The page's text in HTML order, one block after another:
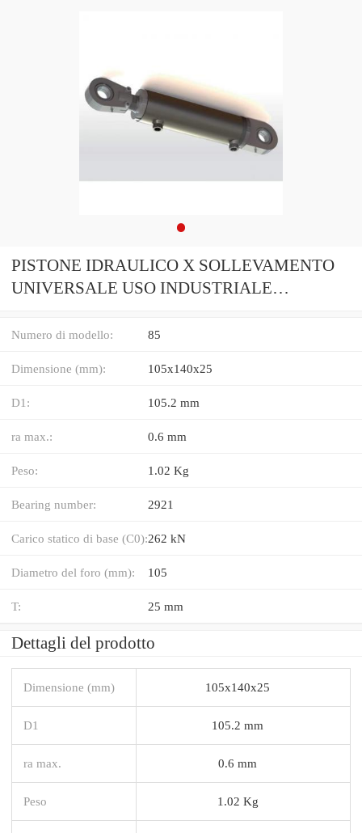
PISTONE IDRAULICO X SOLLEVAMENTO
UNIVERSALE USO INDUSTRIALE
Numero di modello: 85
Dimensione (mm): 105x140x25
D1: 105.2 mm
ra max.: 0.6 mm
Peso: 1.02 Kg
Bearing number: 2921
Carico statico di base (C0):262 kN
Diametro del foro (mm): 105
T: 25 mm
Dettagli del prodotto
Dimensione (mm) 105x140x25
D1 105.2 mm
ra max. 0.6 mm
Peso 1.02 Kg